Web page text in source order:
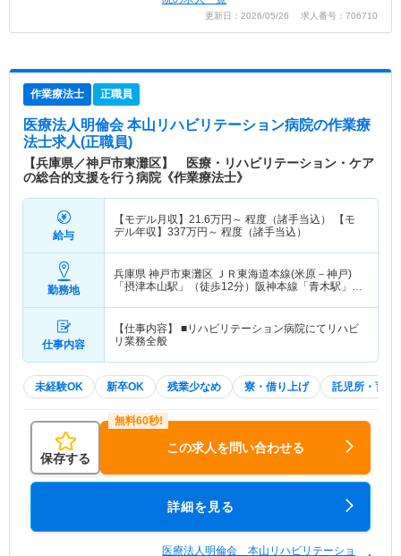
更新日：2026/05/26 求人番号：706710
作業療法士 正職員
医療法人明倫会 本山リハビリテーション病院の作業療
法士求人(正職員)
【兵庫県／神戸市東灘区】 医療・リハビリテーション・ケア
の総合的支援を行う病院《作業療法士》
給与
【モデル月収】 21.6万円～ 程度（諸手当込） 【モ
デル年収】 337万円～ 程度（諸手当込）
勤務地
兵庫県 神戸市東灘区 ＪＲ東海道本線(米原－神戸)
「摂津本山駅」（徒歩12分）阪神本線「青木駅」
仕事内容
【仕事内容】 ■リハビリテーション病院にてリハビ
リ業務全般
未経験OK 新卒OK 残業少なめ 寮・借り上げ 託児所・育児
保存する
この求人を問い合わせる
詳細を見る
医療法人明倫会 本山リハビリテーショ